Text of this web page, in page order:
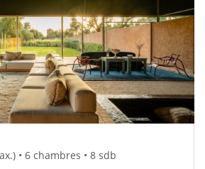
• 6 chambres • 8 sdb